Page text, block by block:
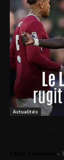
Actualités
-